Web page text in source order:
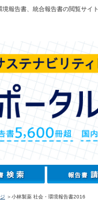
報告書、統合報告書の閲覧サイト
＞小林製薬 社会・環境報告書2016